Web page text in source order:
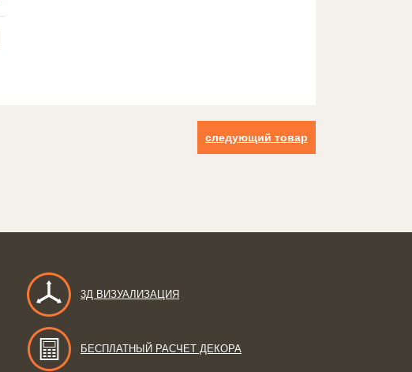
следующий товар
3Д ВИЗУАЛИЗАЦИЯ
БЕСПЛАТНЫЙ РАСЧЕТ ДЕКОРА